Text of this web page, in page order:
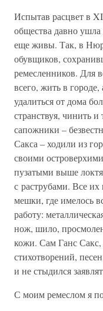
Испытав расцвет в
общества давно
еще живы. Так, в
обувщиков,
ремесленников. Для
всего, жить в
удалиться от дома
странствуя, чинить
сапожники –
Сакса – ходили из
своими
пузатыми выше
с раструбами. Все
мешки, где имелось
работу:
нож, шило,
кожи. Сам Ганс Сакс,
стихотворений,
и не стыдился
С моим ремеслом я